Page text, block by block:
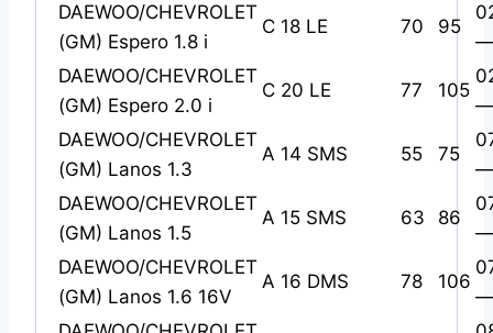
DAEWOO/CHEVROLET
(GM) Espero 1.8 i
C 18 LE 70 95
DAEWOO/CHEVROLET
(GM) Espero 2.0 i
C 20 LE 77 105
DAEWOO/CHEVROLET
(GM) Lanos 1.3
A 14 SMS 55 75
DAEWOO/CHEVROLET
(GM) Lanos 1.5
A 15 SMS 63 86
DAEWOO/CHEVROLET
(GM) Lanos 1.6 16V
A 16 DMS 78 106